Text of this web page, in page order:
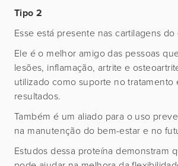
Tipo 2
Esse está presente nas cartilagens
Ele é o melhor amigo das pessoas
lesões, inflamação, artrite e
utilizado como suporte no tratamento
resultados.
Também é um aliado para o uso
na manutenção do bem-estar e no
Estudos dessa proteína demonstram